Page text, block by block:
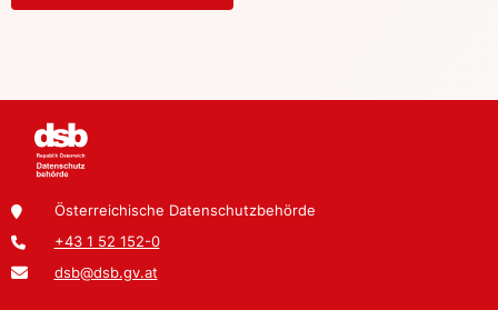
Österreichische Datenschutzbehörde
+43 1 52 152-0
dsb@dsb.gv.at